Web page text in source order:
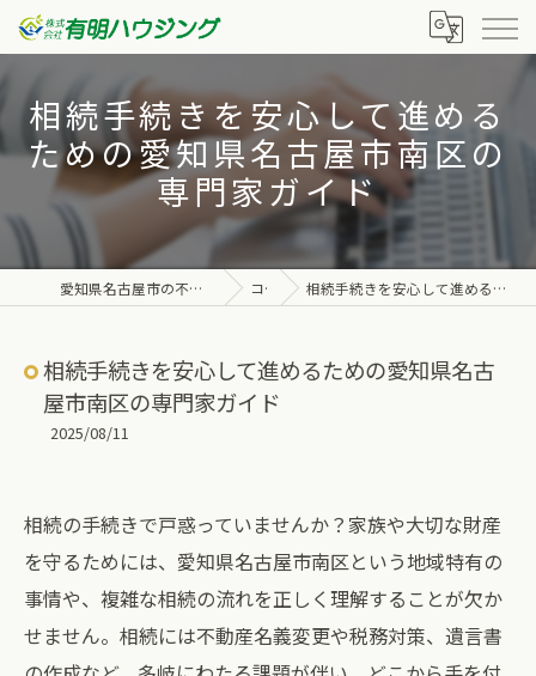
相続手続きを安心して進める
ための愛知県名古屋市南区の
専門家ガイド
愛知県名古屋市の不動産なら株式会社有明ハウジング コラム 相続手続きを安心して進めるための愛知県名古屋市南区の専門家ガイド
相続手続きを安心して進めるための愛知県名古
屋市南区の専門家ガイド
2025/08/11
相続の手続きで戸惑っていませんか？家族や大切な財産
を守るためには、愛知県名古屋市南区という地域特有の
事情や、複雑な相続の流れを正しく理解することが欠か
せません。相続には不動産名義変更や税務対策、遺言書